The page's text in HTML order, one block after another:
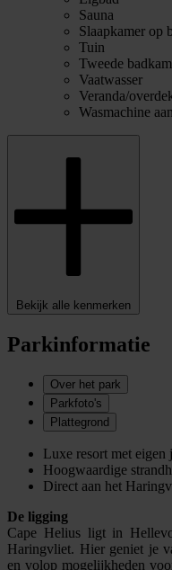
Sauna
Slaapkamer op
Tuin
Tweede
Vaatwasser
Veranda/
Wasmachine
Bekijk alle kenmerken
Parkinformatie
Over het park
Parkfoto's
Plattegrond
Luxe resort met eigen
Hoogwaardige
Direct aan het
De ligging
Cape Helius ligt in
Haringvliet. Hier geniet je
en volop mogelijkheden